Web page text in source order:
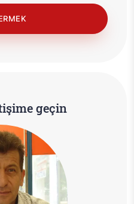
geçin